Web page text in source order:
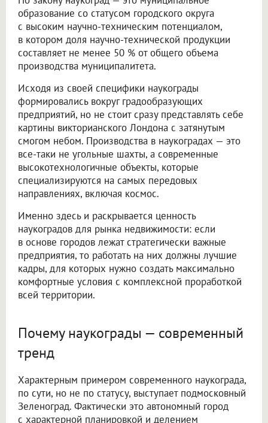
образование со статусом городского округа
с высоким научно-техническим потенциалом,
в котором доля научно-технической продукции
составляет не менее 50 % от общего объема
производства муниципалитета.
Исходя из своей специфики наукограды
формировались вокруг градообразующих
предприятий, но не стоит сразу представлять себе
картины викторианского Лондона с затянутым
смогом небом. Производства в наукоградах — это
все-таки не угольные шахты, а современные
высокотехнологичные объекты, которые
специализируются на самых передовых
направлениях, включая космос.
Именно здесь и раскрывается ценность
наукоградов для рынка недвижимости: если
в основе городов лежат стратегически важные
предприятия, то работать на них должны лучшие
кадры, для которых нужно создать максимально
комфортные условия с комплексной проработкой
всей территории.
Почему наукограды — современный
тренд
Характерным примером современного наукограда,
по сути, но не по статусу, выступает подмосковный
Зеленоград. Фактически это автономный город
с характерной планировкой и делением